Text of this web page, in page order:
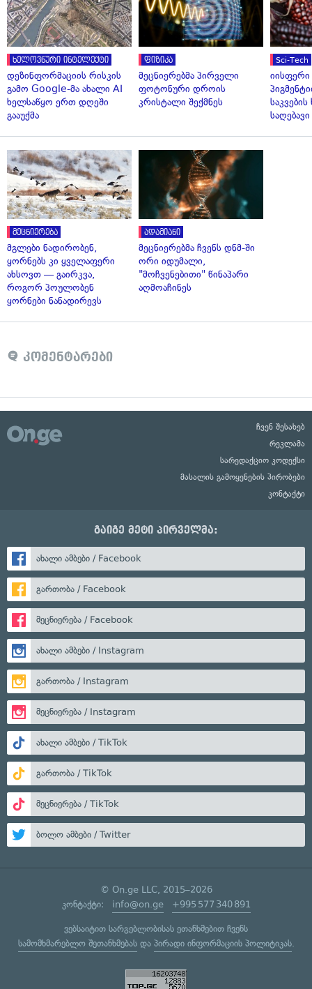
ხელოვნური ინტელექტი
დეზინფორმაციის რისკის
გამო Google-მა ახალი AI
ხელსაწყო ერთ დღეში
გააუქმა
ფიზიკა
მეცნიერებმა პირველი
ფოტონური დროის
კრისტალი შექმნეს
Sci-Tech
იისფერი
მეცნიერება
მგლები ნადირობენ,
ყორნებს კი ყველაფერი
ახსოვთ — გაირკვა,
როგორ პოულობენ
ყორნები ნანადირევს
ადამიანი
მეცნიერებმა ჩვენს დნმ-ში
ორი იდუმალი,
"მოჩვენებითი" წინაპარი
აღმოაჩინეს
კომენტარები
ჩვენ შესახებ
რეკლამა
სარედაქციო კოდექსი
მასალის გამოყენების პირობები
კონტაქტი
გაიგე მეტი პირველმა:
ახალი ამბები / Facebook
გართობა / Facebook
მეცნიერება / Facebook
ახალი ამბები / Instagram
გართობა / Instagram
მეცნიერება / Instagram
ახალი ამბები / TikTok
გართობა / TikTok
მეცნიერება / TikTok
ბოლო ამბები / Twitter
© On.ge LLC, 2015–2026
კონტაქტი: info@on.ge +995 577 340 891
ვებსაიტით სარგებლობისას ეთანხმებით ჩვენს
სამომხმარებლო შეთანხმებასდა პირადი ინფორმაციის პოლიტიკას.